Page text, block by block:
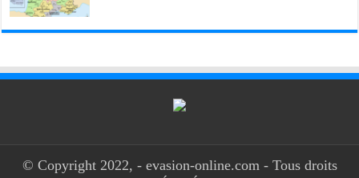
© Copyright 2022, - evasion-online.com - Tous droits